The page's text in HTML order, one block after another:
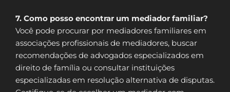
7. Como posso encontrar um mediador familiar?
Você pode procurar por mediadores familiares em
associações profissionais de mediadores, buscar
recomendações de advogados especializados em
direito de família ou consultar instituições
especializadas em resolução alternativa de disputas.